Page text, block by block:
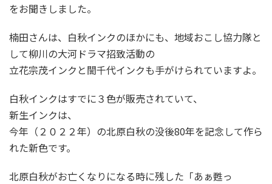
をお聞きしました。
楠田さんは、白秋インクのほかにも、地域おこし協力隊と
して柳川の大河ドラマ招致活動の
立花宗茂インクと誾千代インクも手がけられていますよ。
白秋インクはすでに３色が販売されていて、
新生インクは、
今年（２０２２年）の北原白秋の没後80年を記念して作ら
れた新色です。
北原白秋がお亡くなりになる時に残した「あぁ甦っ